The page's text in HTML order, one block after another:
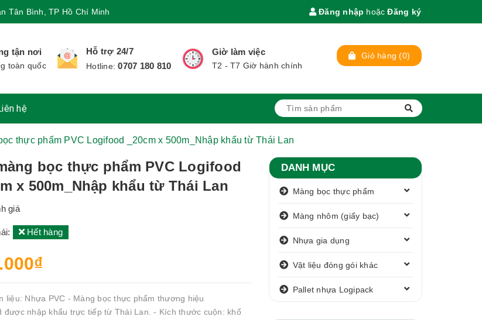
Tân Bình, TP Hồ Chí Minh Đăng nhập hoặc Đăng ký
tận nơi
toàn quốc
Hỗ trợ 24/7
Hotline:0707 180 810
Giờ làm việc
T2 - T7 Giờ hành chính
Giỏ hàng (0)
hệ
thực phẩm PVC Logifood _20cm x 500m_Nhập khẩu từ Thái Lan
bọc thực phẩm PVC Logifood
x 500m_Nhập khẩu từ Thái Lan
giá
Hết hàng
liệu: Nhựa PVC - Màng bọc thực phẩm thương hiệu
được nhập khẩu trực tiếp từ Thái Lan. - Kích thước cuộn: khổ
DANH MỤC
Màng bọc thực phẩm
Màng nhôm (giấy bạc)
Nhựa gia dụng
Vật liệu đóng gói khác
Pallet nhựa Logipack